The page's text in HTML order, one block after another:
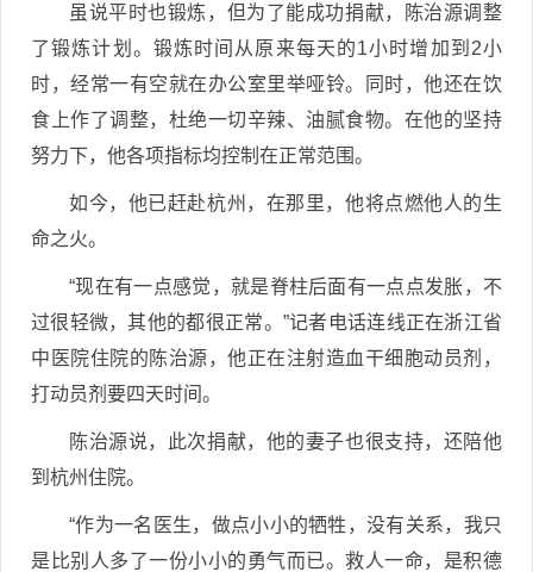
虽说平时也锻炼，但为了能成功捐献，陈治源调整
了锻炼计划。锻炼时间从原来每天的1小时增加到2小
时，经常一有空就在办公室里举哑铃。同时，他还在饮
食上作了调整，杜绝一切辛辣、油腻食物。在他的坚持
努力下，他各项指标均控制在正常范围。
如今，他已赶赴杭州，在那里，他将点燃他人的生
命之火。
“现在有一点感觉，就是脊柱后面有一点点发胀，不
过很轻微，其他的都很正常。”记者电话连线正在浙江省
中医院住院的陈治源，他正在注射造血干细胞动员剂，
打动员剂要四天时间。
陈治源说，此次捐献，他的妻子也很支持，还陪他
到杭州住院。
“作为一名医生，做点小小的牺牲，没有关系，我只
是比别人多了一份小小的勇气而已。救人一命，是积德